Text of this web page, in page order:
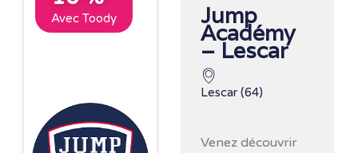
Avec Toody Jump
Académy
– Lescar
Lescar (64)
Venez découvrir